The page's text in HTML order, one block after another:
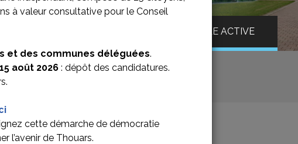
à valeur consultative pour le Conseil
et des communes déléguées.
août 2026 : dépôt des candidatures.
cette démarche de démocratie
l’avenir de Thouars.
VILLE ACTIVE